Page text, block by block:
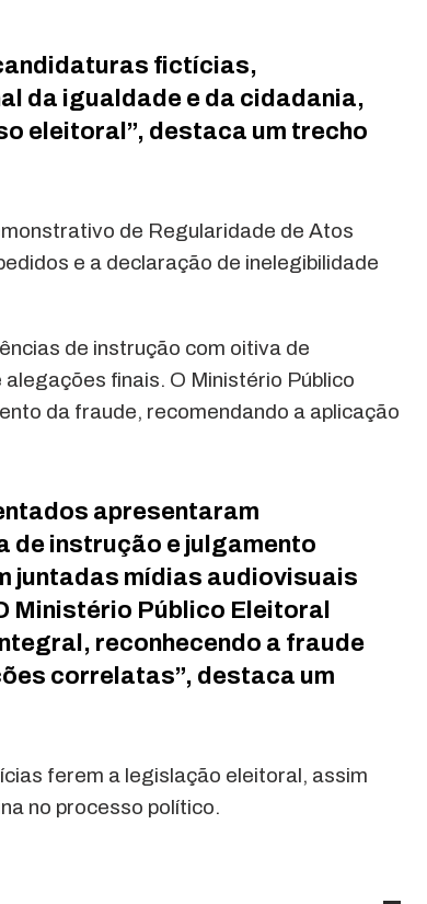
fictícias,
da igualdade e da cidadania,
eleitoral”, destaca um trecho
de Regularidade de Atos
e a declaração de inelegibilidade
de instrução com oitiva de
finais. O Ministério Público
da fraude, recomendando a aplicação
apresentaram
de instrução e julgamento
juntadas mídias audiovisuais
Ministério Público Eleitoral
reconhecendo a fraude
correlatas”, destaca um
ferem a legislação eleitoral, assim
no processo político.